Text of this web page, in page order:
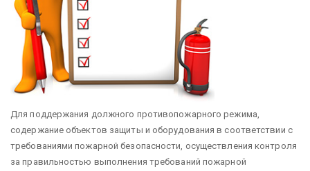
Для поддержания должного противопожарного режима,
содержание объектов защиты и оборудования в соответствии с
требованиями пожарной безопасности, осуществления контроля
за правильностью выполнения требований пожарной